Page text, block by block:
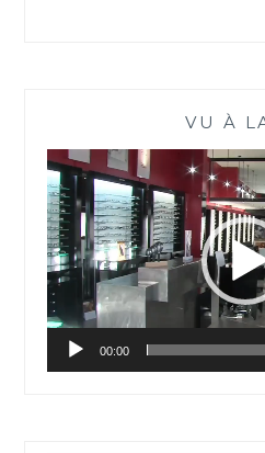
VU À
Lecteur
vidéo
00:00